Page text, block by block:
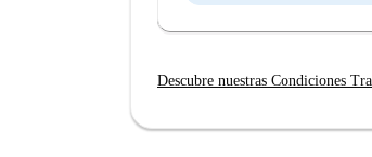
Descubre nuestras Condiciones